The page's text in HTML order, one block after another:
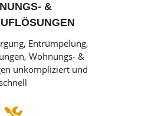
&
Entrümpelung,
Wohnungs- &
unkompliziert und